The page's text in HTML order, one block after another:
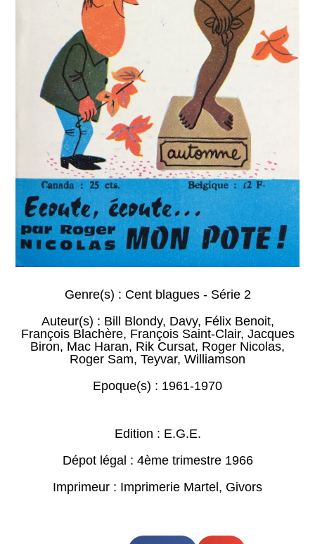
Genre(s) : Cent blagues - Série 2
Auteur(s) : Bill Blondy, Davy, Félix Benoit,
François Blachère, François Saint-Clair, Jacques
Biron, Mac Haran, Rik Cursat, Roger Nicolas,
Roger Sam, Teyvar, Williamson
Epoque(s) : 1961-1970
Edition : E.G.E.
Dépot légal : 4ème trimestre 1966
Imprimeur : Imprimerie Martel, Givors